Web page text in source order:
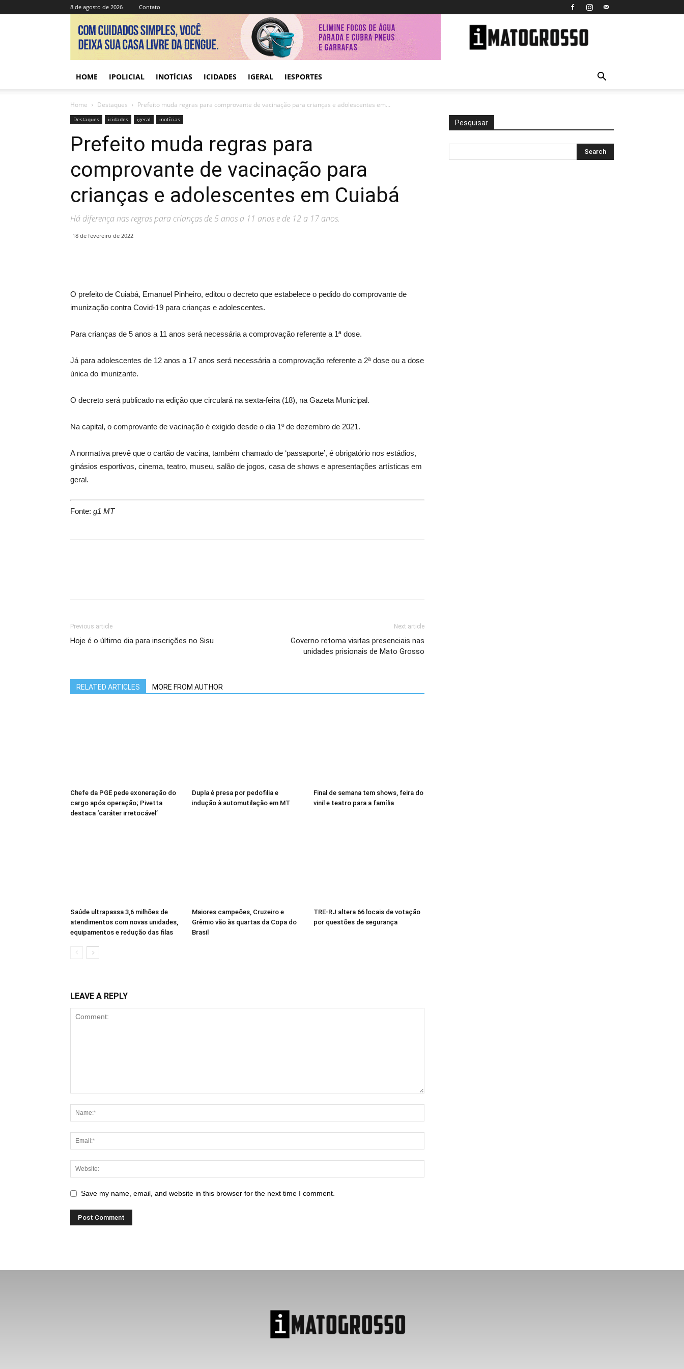
8 de agosto de 2026 Contato
Grosso
HOME IPOLICIAL INOTÍCIAS ICIDADES IGERAL IESPORTES
Home Destaques Prefeito muda regras para comprovante de vacinação para crianças e adolescentes em...
Destaques icidades igeral inotícias
Prefeito muda regras para
comprovante de vacinação para
crianças e adolescentes em Cuiabá
Há diferença nas regras para crianças de 5 anos a 11 anos e de 12 a 17 anos.
18 de fevereiro de 2022
O prefeito de Cuiabá, Emanuel Pinheiro, editou o decreto que estabelece o pedido do comprovante de
imunização contra Covid-19 para crianças e adolescentes.
Para crianças de 5 anos a 11 anos será necessária a comprovação referente a 1ª dose.
Já para adolescentes de 12 anos a 17 anos será necessária a comprovação referente a 2ª dose ou a dose
única do imunizante.
O decreto será publicado na edição que circulará na sexta-feira (18), na Gazeta Municipal.
Na capital, o comprovante de vacinação é exigido desde o dia 1º de dezembro de 2021.
A normativa prevê que o cartão de vacina, também chamado de ‘passaporte’, é obrigatório nos estádios,
ginásios esportivos, cinema, teatro, museu, salão de jogos, casa de shows e apresentações artísticas em
geral.
Fonte: g1 MT
Previous article
Hoje é o último dia para inscrições no Sisu
Next article
Governo retoma visitas presenciais nas
unidades prisionais de Mato Grosso
RELATED ARTICLES MORE FROM AUTHOR
Chefe da PGE pede exoneração do
cargo após operação; Pivetta
destaca ‘caráter irretocável’
Dupla é presa por pedofilia e
indução à automutilação em MT
Final de semana tem shows, feira do
vinil e teatro para a família
Saúde ultrapassa 3,6 milhões de
atendimentos com novas unidades,
equipamentos e redução das filas
Maiores campeões, Cruzeiro e
Grêmio vão às quartas da Copa do
Brasil
TRE-RJ altera 66 locais de votação
por questões de segurança
LEAVE A REPLY
Save my name, email, and website in this browser for the next time I comment.
Pesquisar